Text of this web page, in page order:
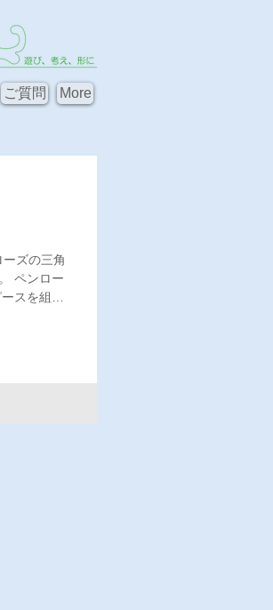
ご質問 More
ズの三角
ペンロー
スを組み